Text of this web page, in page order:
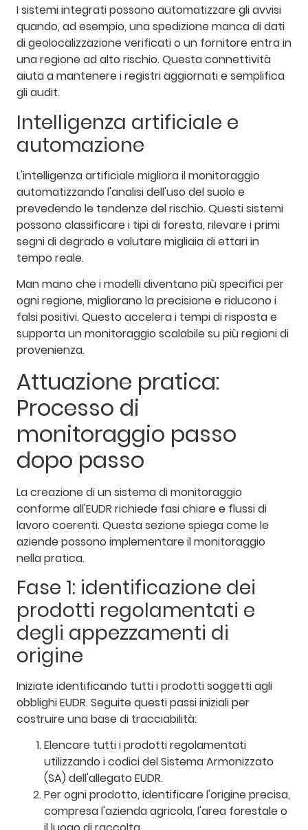
I sistemi integrati possono automatizzare gli avvisi
quando, ad esempio, una spedizione manca di dati
di geolocalizzazione verificati o un fornitore entra in
una regione ad alto rischio. Questa connettività
aiuta a mantenere i registri aggiornati e semplifica
gli audit.
Intelligenza artificiale e
automazione
L'intelligenza artificiale migliora il monitoraggio
automatizzando l'analisi dell'uso del suolo e
prevedendo le tendenze del rischio. Questi sistemi
possono classificare i tipi di foresta, rilevare i primi
segni di degrado e valutare migliaia di ettari in
tempo reale.
Man mano che i modelli diventano più specifici per
ogni regione, migliorano la precisione e riducono i
falsi positivi. Questo accelera i tempi di risposta e
supporta un monitoraggio scalabile su più regioni di
provenienza.
Attuazione pratica:
Processo di
monitoraggio passo
dopo passo
La creazione di un sistema di monitoraggio
conforme all'EUDR richiede fasi chiare e flussi di
lavoro coerenti. Questa sezione spiega come le
aziende possono implementare il monitoraggio
nella pratica.
Fase 1: identificazione dei
prodotti regolamentati e
degli appezzamenti di
origine
Iniziate identificando tutti i prodotti soggetti agli
obblighi EUDR. Seguite questi passi iniziali per
costruire una base di tracciabilità:
Elencare tutti i prodotti regolamentati
utilizzando i codici del Sistema Armonizzato
(SA) dell'allegato EUDR.
Per ogni prodotto, identificare l'origine precisa,
compresa l'azienda agricola, l'area forestale o